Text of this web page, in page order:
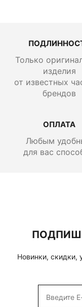
Только
изделия
от известных
брендов
ОПЛАТА
Любым
для вас
Новинки, скидки,